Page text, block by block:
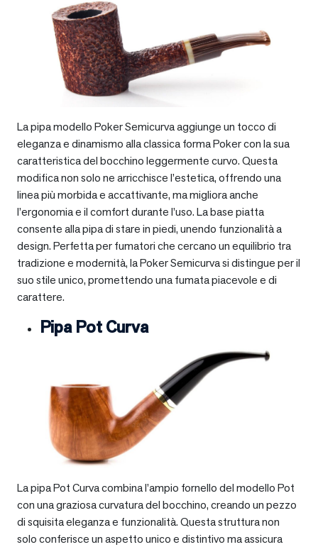
La pipa modello Poker Semicurva aggiunge un tocco di
eleganza e dinamismo alla classica forma Poker con la sua
caratteristica del bocchino leggermente curvo. Questa
modifica non solo ne arricchisce l’estetica, offrendo una
linea più morbida e accattivante, ma migliora anche
l’ergonomia e il comfort durante l’uso. La base piatta
consente alla pipa di stare in piedi, unendo funzionalità a
design. Perfetta per fumatori che cercano un equilibrio tra
tradizione e modernità, la Poker Semicurva si distingue per il
suo stile unico, promettendo una fumata piacevole e di
carattere.
Pipa Pot Curva
La pipa Pot Curva combina l’ampio fornello del modello Pot
con una graziosa curvatura del bocchino, creando un pezzo
di squisita eleganza e funzionalità. Questa struttura non
solo conferisce un aspetto unico e distintivo ma assicura